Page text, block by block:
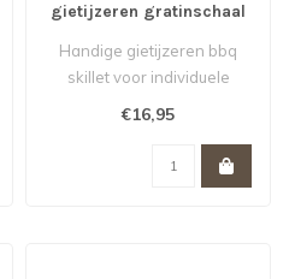
gietijzeren gratinschaal
Handige gietijzeren bbq
skillet voor individuele
porties. Inclusief houten
€16,95